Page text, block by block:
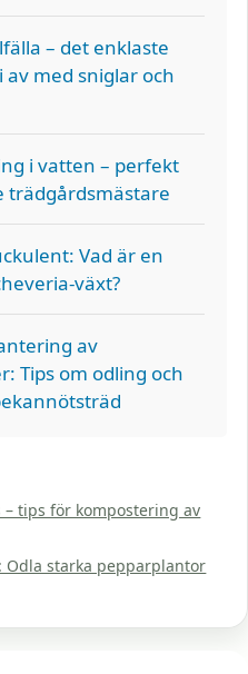
– det enklaste
med sniglar och
i vatten – perfekt
trädgårdsmästare
Vad är en
växt?
av
Tips om odling och
tips för kompostering av
Odla starka pepparplantor